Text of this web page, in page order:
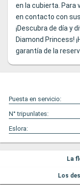
en la cubierta. Para
en contacto con
¡Descubra de día y
Diamond Princess!
garantía de la
Puesta en servicio:
N° tripunlates:
Eslora:
La
Los